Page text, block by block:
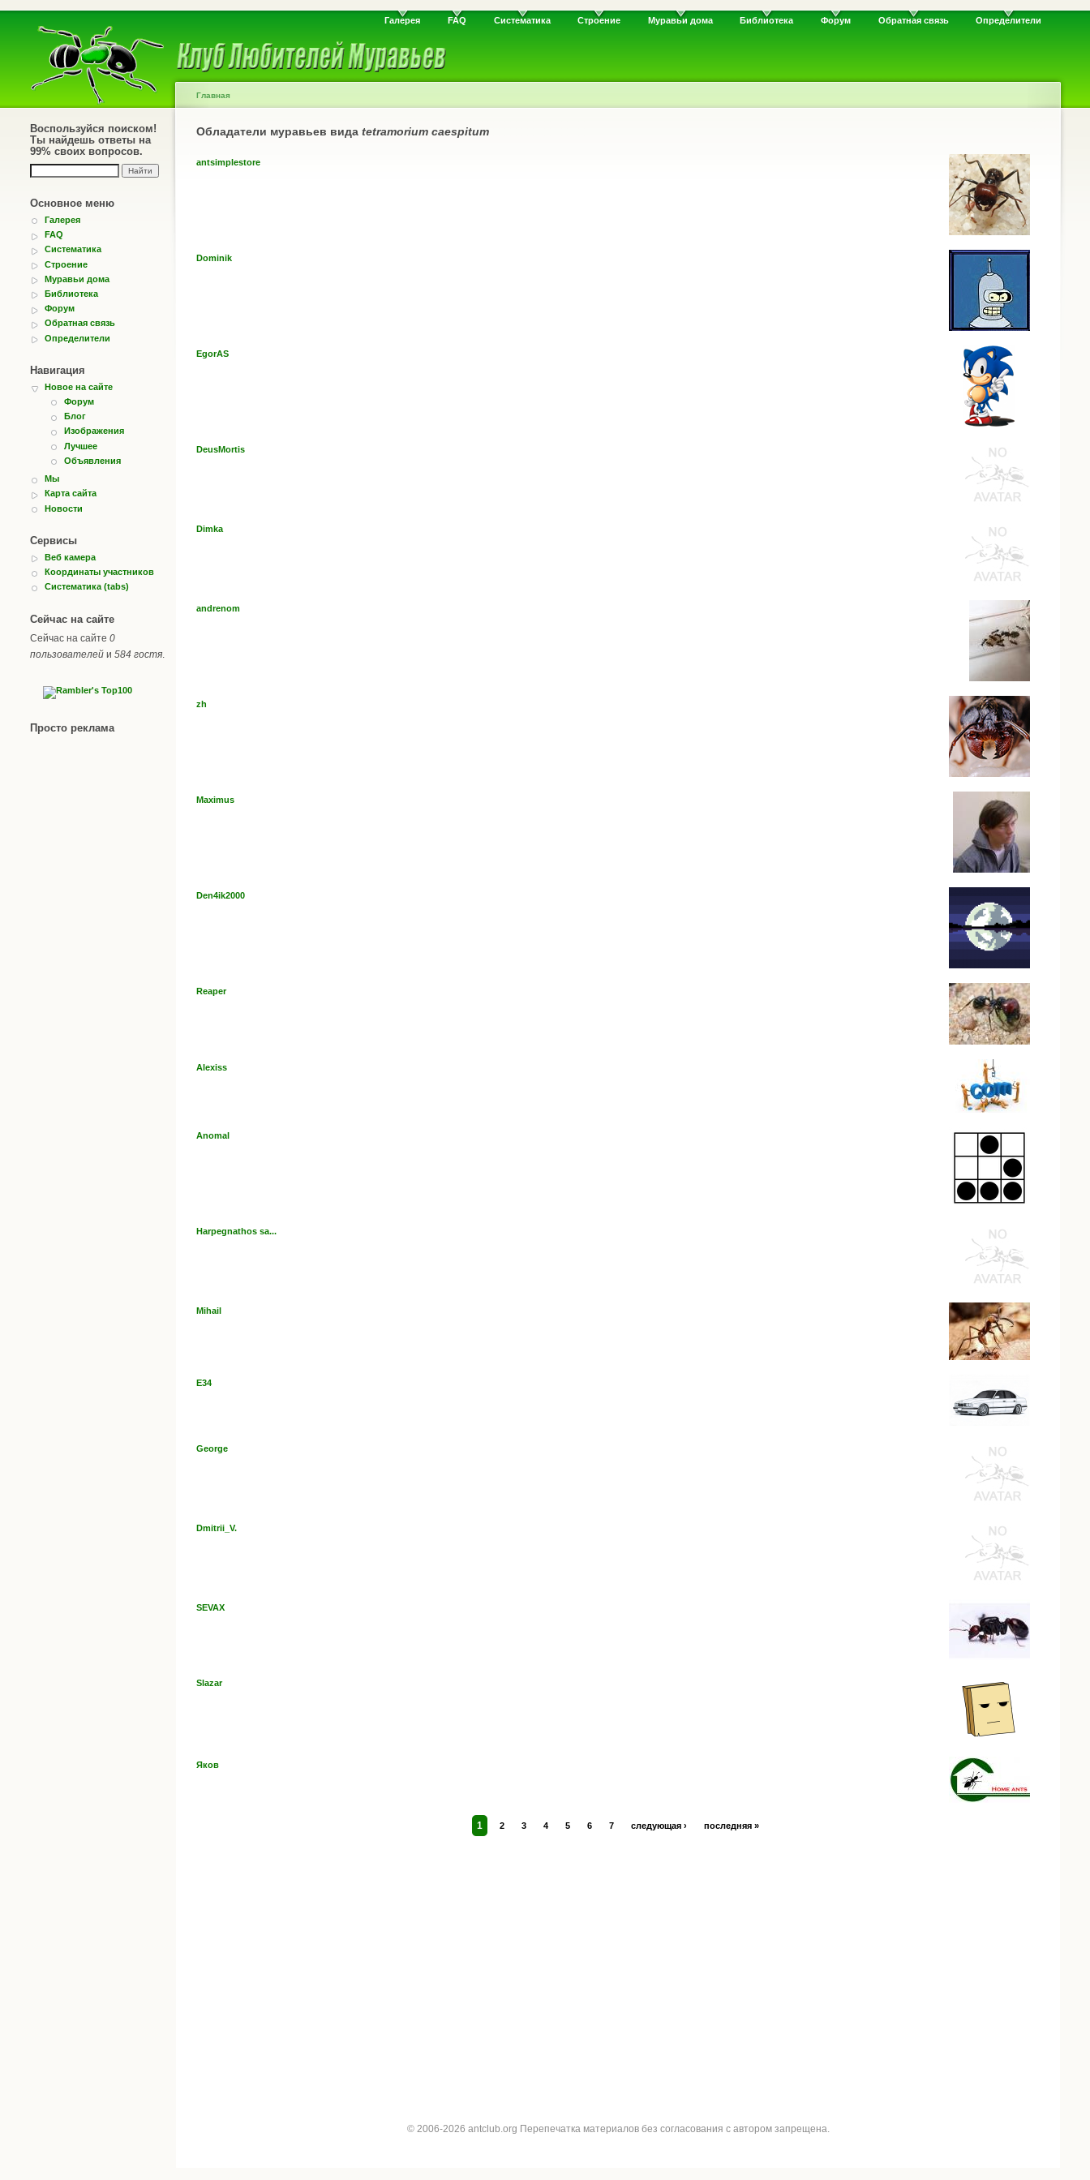
Галерея FAQ Систематика Строение Муравьи дома Библиотека Форум Обратная связь Определители
Воспользуйся поиском!
Ты найдешь ответы на
99% своих вопросов.
Основное меню
Галерея
FAQ
Систематика
Строение
Муравьи дома
Библиотека
Форум
Обратная связь
Определители
Навигация
Новое на сайте
Форум
Блог
Изображения
Лучшее
Объявления
Мы
Карта сайта
Новости
Сервисы
Веб камера
Координаты участников
Систематика (tabs)
Сейчас на сайте
Сейчас на сайте 0
пользователей и 584 гостя
Просто реклама
Главная
Обладатели муравьев вида tetramorium caespitum
antsimplestore
Dominik
EgorAS
DeusMortis
Dimka
andrenom
zh
Maximus
Den4ik2000
Reaper
Alexiss
Anomal
Harpegnathos sa...
Mihail
E34
George
Dmitrii_V.
SEVAX
Slazar
Яков
1 2 3 4 5 6 7 следующая › последняя »
© 2006-2026 antclub.org Перепечатка материалов без согласования с автором запрещена.